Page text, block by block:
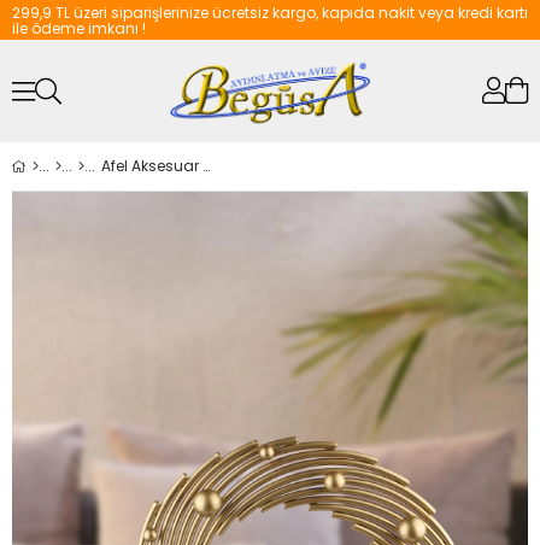
299,9 TL üzeri siparişlerinize ücretsiz kargo, kapıda nakit veya kredi kartı
ile ödeme imkanı !
Afel Aksesuar 25.lik Eskitme